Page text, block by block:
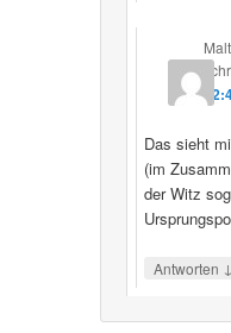
Das sieht
(im
der Witz
Antworten ↓